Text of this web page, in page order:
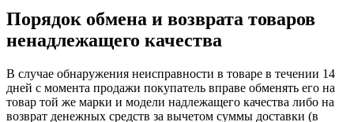
Порядок обмена и возврата товаров
ненадлежащего качества
В случае обнаружения неисправности в товаре в течении 14
дней с момента продажи покупатель вправе обменять его на
товар той же марки и модели надлежащего качества либо на
возврат денежных средств за вычетом суммы доставки (в